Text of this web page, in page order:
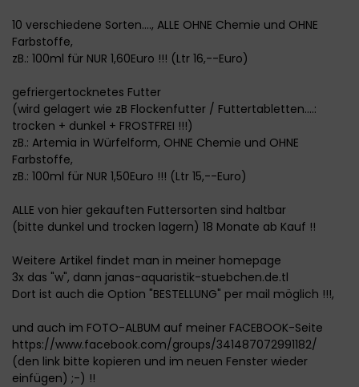
10 verschiedene Sorten...., ALLE OHNE Chemie und OHNE
Farbstoffe,
zB.: 100ml für NUR 1,60Euro !!! (Ltr 16,--Euro)
gefriergertocknetes Futter
(wird gelagert wie zB Flockenfutter / Futtertabletten....:
trocken + dunkel + FROSTFREI !!!)
zB.: Artemia in Würfelform, OHNE Chemie und OHNE
Farbstoffe,
zB.: 100ml für NUR 1,50Euro !!! (Ltr 15,--Euro)
ALLE von hier gekauften Futtersorten sind haltbar
(bitte dunkel und trocken lagern) 18 Monate ab Kauf !!
Weitere Artikel findet man in meiner homepage
3x das "w", dann janas-aquaristik-stuebchen.de.tl
Dort ist auch die Option "BESTELLUNG" per mail möglich !!!,
und auch im FOTO-ALBUM auf meiner FACEBOOK-Seite
https://www.facebook.com/groups/341487072991182/
(den link bitte kopieren und im neuen Fenster wieder
einfügen) ;-) !!